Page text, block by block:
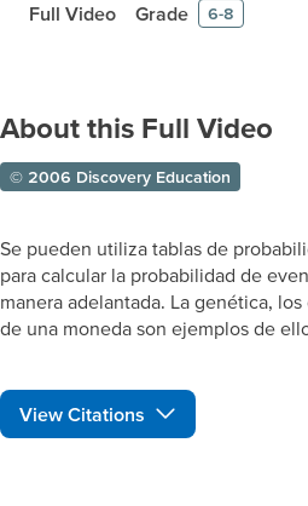
Full Video Grade 6-8
About this Full Video
© 2006 Discovery Education
Se pueden utiliza tablas de
para calcular la probabilidad de
manera adelantada. La genética,
de una moneda son ejemplos de
View Citations